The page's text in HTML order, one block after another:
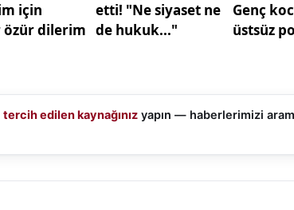
tercih edilen kaynağınız yapın — haberlerimizi